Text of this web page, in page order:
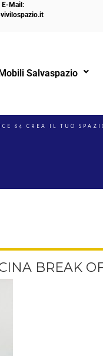
E-Mail:
Salvaspazio
64 CREA IL TUO
BREAK